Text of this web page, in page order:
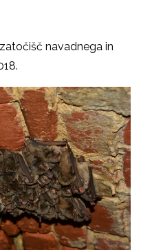
navadnega in